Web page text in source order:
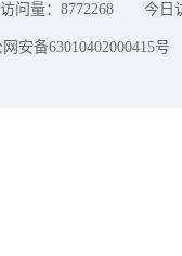
问量： 8772268 今日
安备63010402000415号